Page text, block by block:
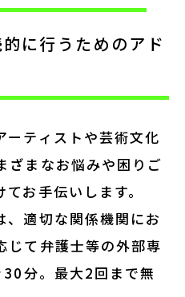
に行うためのアド
ーティストや芸術文化
ざまなお悩みや困りご
お手伝いします。
、適切な関係機関にお
じて弁護士等の外部専
分。最大2回まで無